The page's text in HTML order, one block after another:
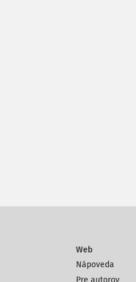
Web
Nápoveda
Pre autorov